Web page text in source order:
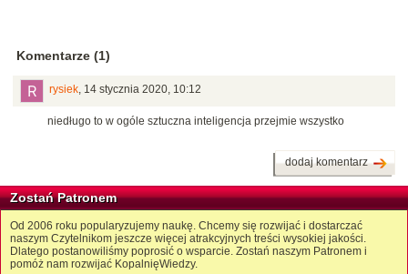
Komentarze (1)
rysiek, 14 stycznia 2020, 10:12
niedługo to w ogóle sztuczna inteligencja przejmie wszystko
dodaj komentarz
Zostań Patronem
Od 2006 roku popularyzujemy naukę. Chcemy się rozwijać i dostarczać
naszym Czytelnikom jeszcze więcej atrakcyjnych treści wysokiej jakości.
Dlatego postanowiliśmy poprosić o wsparcie. Zostań naszym Patronem i
pomóż nam rozwijać KopalnięWiedzy.